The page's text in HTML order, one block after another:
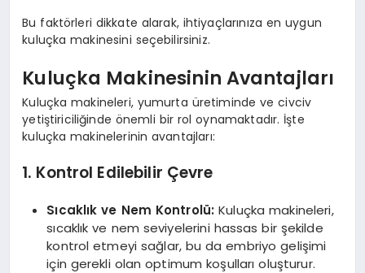
Bu faktörleri dikkate alarak, ihtiyaçlarınıza en uygun
kuluçka makinesini seçebilirsiniz.
Kuluçka Makinesinin Avantajları
Kuluçka makineleri, yumurta üretiminde ve civciv
yetiştiriciliğinde önemli bir rol oynamaktadır. İşte
kuluçka makinelerinin avantajları:
1. Kontrol Edilebilir Çevre
Sıcaklık ve Nem Kontrolü: Kuluçka makineleri,
sıcaklık ve nem seviyelerini hassas bir şekilde
kontrol etmeyi sağlar, bu da embriyo gelişimi
için gerekli olan optimum koşulları oluşturur.